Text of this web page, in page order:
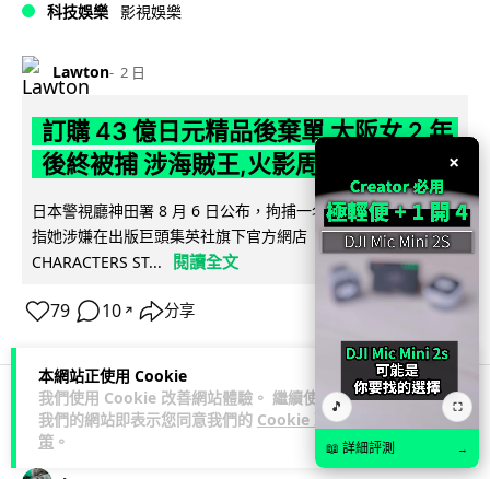
本網站正使用 Cookie
我們使用 Cookie 改善網站體驗。 繼續使用
我們的網站即表示您同意我們的 Cookie 政
策 。
科技娛樂 影視娛樂
Lawton 2 日
訂購 43 億日元精品後棄單 大阪女 2 年
後終被捕 涉海賊王,火影周邊產品
日本警視廳神田署 8 月 6 日公布，拘捕一名 32 歲大阪女子，
指她涉嫌在出版巨頭集英社旗下官方網店「JUMP
CHARACTERS ST...
閱讀全文
79 10 ↗ 分享
商業科技 資訊保安
×
🎵 ⛶
📖 詳細評測 →